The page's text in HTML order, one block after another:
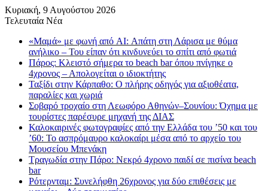
Κυριακή, 9 Αυγούστου 2026
Τελευταία Νέα
«Μαμά» με φωνή από AI: Απάτη στη Λάρισα με θύμα
ανήλικο – Του είπαν ότι κινδυνεύει το σπίτι από φωτιά
Πάρος: Κλειστό σήμερα το beach bar όπου πνίγηκε ο
4χρονος – Απολογείται ο ιδιοκτήτης
Ταξίδι στην Κάρπαθο: Ο πλήρης οδηγός για αξιοθέατα,
παραλίες και χωριά
Σοβαρό τροχαίο στη Λεωφόρο Αθηνών–Σουνίου: Όχημα με
τουρίστες παρέσυρε μηχανή της ΔΙΑΣ
Καλοκαιρινές φωτογραφίες από την Ελλάδα του ’50 και του
’60: Το ασπρόμαυρο καλοκαίρι μέσα από το αρχείο του
Μουσείου Μπενάκη
Τραγωδία στην Πάρο: Νεκρό 4χρονο παιδί σε πισίνα beach
bar
Ρότερνταμ: Συνελήφθη 26χρονος για δύο επιθέσεις με